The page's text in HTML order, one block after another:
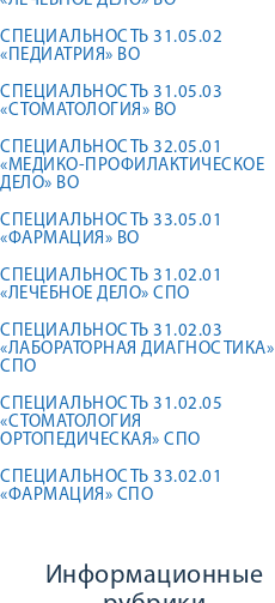
СПЕЦИАЛЬНОСТЬ 31.05.02
«ПЕДИАТРИЯ» ВО
СПЕЦИАЛЬНОСТЬ 31.05.03
«СТОМАТОЛОГИЯ» ВО
СПЕЦИАЛЬНОСТЬ 32.05.01
«МЕДИКО-ПРОФИЛАКТИЧЕСКОЕ
ДЕЛО» ВО
СПЕЦИАЛЬНОСТЬ 33.05.01
«ФАРМАЦИЯ» ВО
СПЕЦИАЛЬНОСТЬ 31.02.01
«ЛЕЧЕБНОЕ ДЕЛО» СПО
СПЕЦИАЛЬНОСТЬ 31.02.03
«ЛАБОРАТОРНАЯ ДИАГНОСТИКА»
СПО
СПЕЦИАЛЬНОСТЬ 31.02.05
«СТОМАТОЛОГИЯ
ОРТОПЕДИЧЕСКАЯ» СПО
СПЕЦИАЛЬНОСТЬ 33.02.01
«ФАРМАЦИЯ» СПО
Информационные